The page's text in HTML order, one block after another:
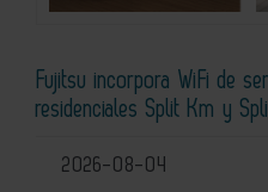
Fujitsu incorpora WiFi de
residenciales Split Km y
2026-08-04